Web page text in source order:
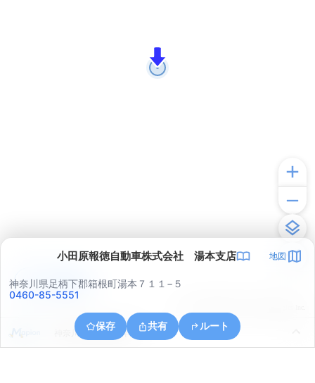
小田原報徳自動車株式会社 湯本支店 地図
神奈川県足柄下郡箱根町湯本７１１−５
0460-85-5551
保存 共有 ルート
神奈川県小田原市早川
アプリで見る